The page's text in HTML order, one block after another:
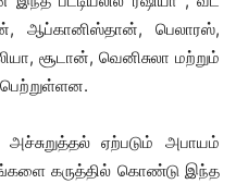
ஆப்கானிஸ்தான், பெலாரஸ்,
சூடான், வெனிசுலா மற்றும்
அச்சுறுத்தல் ஏற்படும் அபாயம்
கருத்தில் கொண்டு இந்த